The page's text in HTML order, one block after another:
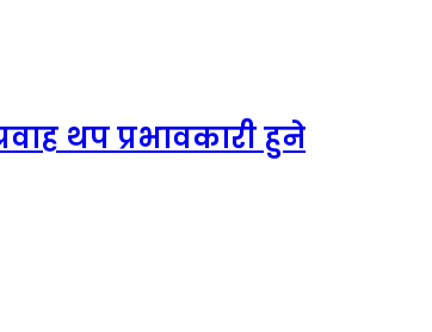
थप प्रभावकारी हुने